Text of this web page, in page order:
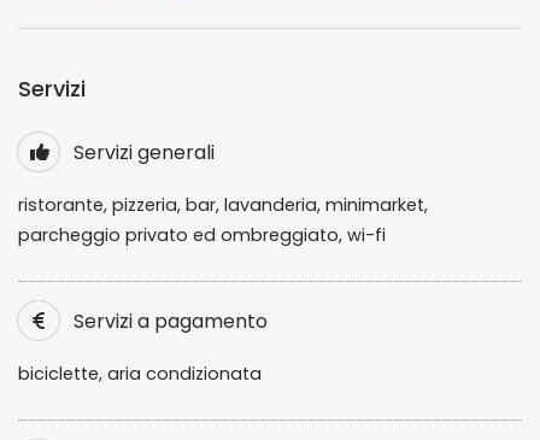
Servizi
Servizi generali
ristorante, pizzeria, bar, lavanderia, minimarket,
parcheggio privato ed ombreggiato, wi-fi
Servizi a pagamento
biciclette, aria condizionata